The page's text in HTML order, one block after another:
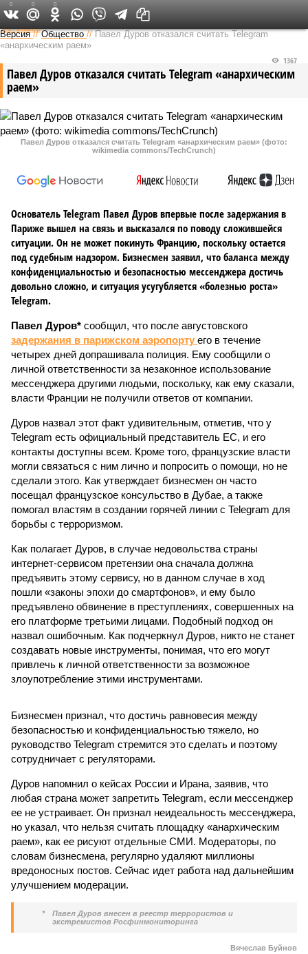
Федеральный выпуск
Версия //Общество //Павел Дуров отказался считать Telegram
«анархическим раем»
Павел Дуров отказался считать Telegram «анархическим
раем»
1367
Павел Дуров отказался считать Telegram «анархическим раем» (фото:
wikimedia commons/TechCrunch)
Основатель Telegram Павел Дуров впервые после задержания в
Париже вышел на связь и высказался по поводу сложившейся
ситуации. Он не может покинуть Францию, поскольку остается
под судебным надзором. Бизнесмен заявил, что баланса между
конфиденциальностью и безопасностью мессенджера достичь
довольно сложно, и ситуация усугубляется «болезнью роста»
Telegram.
Павел Дуров* сообщил, что после августовского
задержания в парижском аэропорту его в течение
четырех дней допрашивала полиция. Ему сообщили о
личной ответственности за незаконное использование
мессенджера другими людьми, поскольку, как ему сказали,
власти Франции не получили ответов от компании.
Дуров назвал этот факт удивительным, отметив, что у
Telegram есть официальный представитель ЕС, и его
контакты доступны всем. Кроме того, французские власти
могли связаться с ним лично и попросить о помощи, но не
сделали этого. Как утверждает бизнесмен он часто
посещал французское консульство в Дубае, а также
помогал властям в создании горячей линии с Telegram для
борьбы с терроризмом.
Как полагает Дуров, в случае недовольства страны
интернет-сервисом претензии она сначала должна
предъявить этому сервису, но в данном случае в ход
пошли «законы эпохи до смартфонов», и ему было
предъявлено обвинение в преступлениях, совершенных на
его платформе третьими лицами. Подобный подход он
назвал ошибочным. Как подчеркнул Дуров, никто не станет
создавать новые инструменты, понимая, что его могут
привлечь к личной ответственности за возможное
злоупотребление этими инструментами.
Бизнесмен признал, что достичь равновесия между
безопасностью и конфиденциальностью тяжело, но
руководство Telegram стремится это сделать и поэтому
сотрудничает с регуляторами.
Дуров напомнил о кейсах России и Ирана, заявив, что
любая страна может запретить Telegram, если мессенджер
ее не устраивает. Он признал неидеальность мессенджера,
но указал, что нельзя считать площадку «анархическим
раем», как ее рисуют отдельные СМИ. Модераторы, по
словам бизнесмена, регулярно удаляют миллионы
вредоносных постов. Сейчас идет работа над дальнейшим
улучшением модерации.
*
Павел Дуров внесен в реестр террористов и
экстремистов Росфинмониторинга
0 0 0
Вячеслав Буйнов